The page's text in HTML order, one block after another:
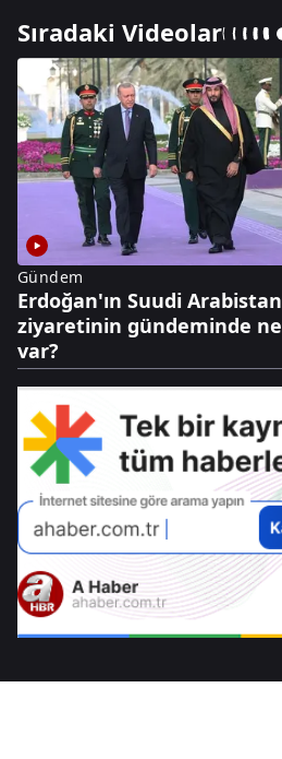
Sıradaki Videolar
Gündem
Erdoğan'ın Suudi Arabistan
ziyaretinin gündeminde ne
var?